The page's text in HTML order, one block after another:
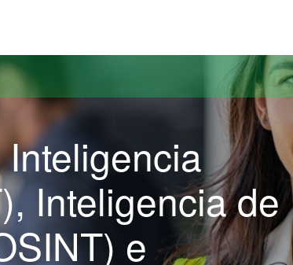
Inteligencia de
e